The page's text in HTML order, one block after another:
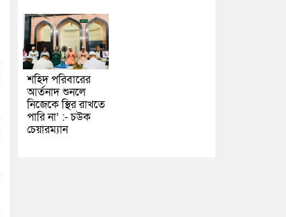
শহিদ পরিবারের
আর্তনাদ শুনলে
নিজেকে স্থির রাখতে
পারি না’ :- চউক
চেয়ারম্যান